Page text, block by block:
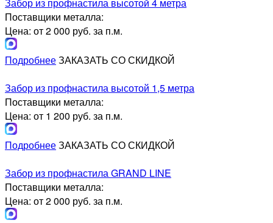
Забор из профнастила высотой 4 метра
Поставщики металла:
Цена: от 2 000 руб. за п.м.
ПодробнееЗАКАЗАТЬ СО СКИДКОЙ
Забор из профнастила высотой 1,5 метра
Поставщики металла:
Цена: от 1 200 руб. за п.м.
ПодробнееЗАКАЗАТЬ СО СКИДКОЙ
Забор из профнастила GRAND LINE
Поставщики металла:
Цена: от 2 000 руб. за п.м.